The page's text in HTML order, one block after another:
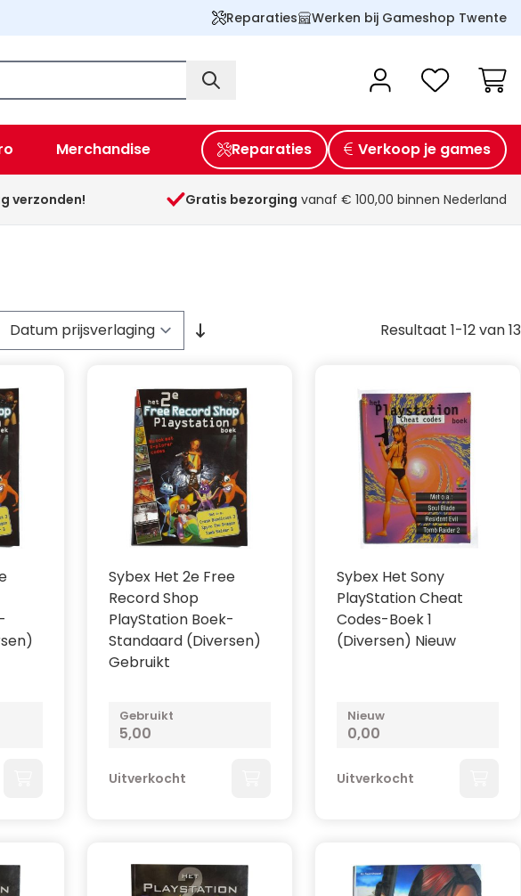
Reparaties Werken bij Gameshop Twente
Merchandise Reparaties Verkoop je games
verzonden! Gratis bezorging vanaf € 100,00 binnen Nederland
Resultaat 1-12van13
Sybex Het 2e Free
Record Shop
PlayStation Boek-
Standaard (Diversen)
Gebruikt
Gebruikt
5,00
Uitverkocht
Sybex Het Sony
PlayStation Cheat
Codes-Boek 1
(Diversen) Nieuw
Nieuw
0,00
Uitverkocht